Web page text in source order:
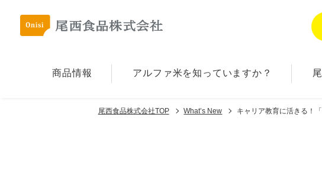
商品情報 アルファ⽶を知っていますか？
尾西食品株式会社TOP What’s New キャリア教育に活きる！